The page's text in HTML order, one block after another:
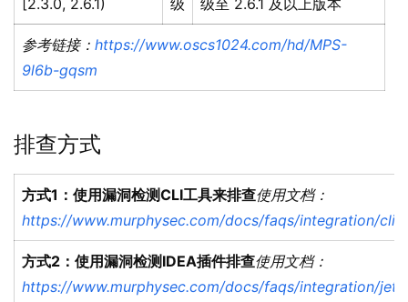
[2.3.0, 2.6.1)
级
级至 2.6.1 及以上版本
参考链接： https://www.oscs1024.com/hd/MPS-
9l6b-gqsm
排查方式
方式1：使用漏洞检测CLI工具来排查使用文档：
https://www.murphysec.com/docs/faqs/integration/
方式2：使用漏洞检测IDEA插件排查使用文档：
https://www.murphysec.com/docs/faqs/integration/